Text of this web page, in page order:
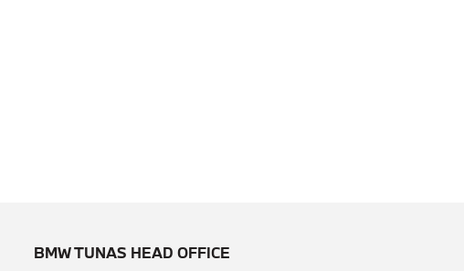
BMW TUNAS HEAD OFFICE